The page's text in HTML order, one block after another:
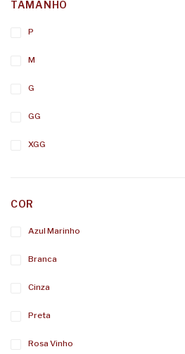
TAMANHO
P
M
G
GG
XGG
COR
Azul Marinho
Branca
Cinza
Preta
Rosa Vinho